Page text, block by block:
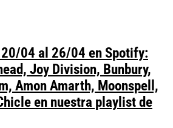
04 al 26/04 en Spotify:
Joy Division, Bunbury,
Amon Amarth, Moonspell,
en nuestra playlist de